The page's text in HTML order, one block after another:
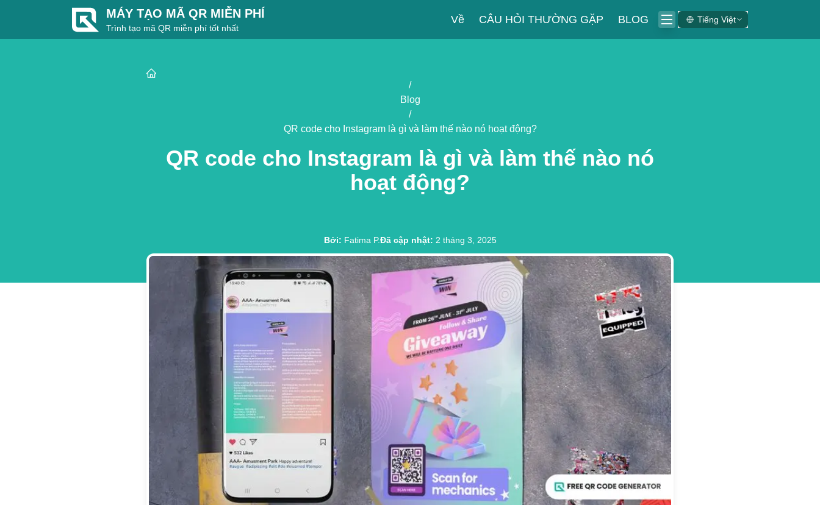
MÁY TẠO MÃ QR MIỄN PHÍ
Trình tạo mã QR miễn phí tốt nhất
Về CÂU HỎI THƯỜNG GẶP BLOG Tiếng Việt
/
Blog
/
QR code cho Instagram là gì và làm thế nào nó hoạt động?
QR code cho Instagram là gì và làm thế nào nó
hoạt động?
Bởi: Fatima P.Đã cập nhật: 2 tháng 3, 2025